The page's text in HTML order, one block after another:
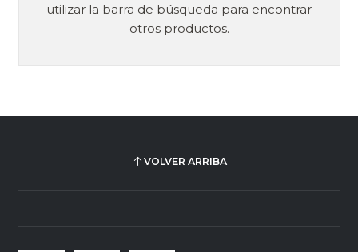
utilizar la barra de búsqueda para encontrar
otros productos.
VOLVER ARRIBA